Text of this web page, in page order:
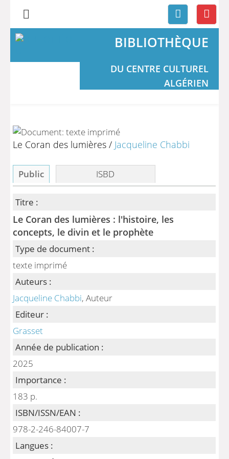
BIBLIOTHÈQUE
DU CENTRE CULTUREL
ALGÉRIEN
Le Coran des lumières / Jacqueline Chabbi
Public ISBD
Titre :
Le Coran des lumières : l'histoire, les
concepts, le divin et le prophète
Type de document :
texte imprimé
Auteurs :
Jacqueline Chabbi, Auteur
Editeur :
Grasset
Année de publication :
2025
Importance :
183 p.
ISBN/ISSN/EAN :
978-2-246-84007-7
Langues :